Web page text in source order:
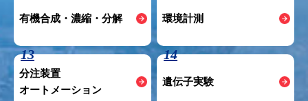
有機合成・濃縮・分解 環境計測
13
分注装置
オートメーション
14
遺伝子実験